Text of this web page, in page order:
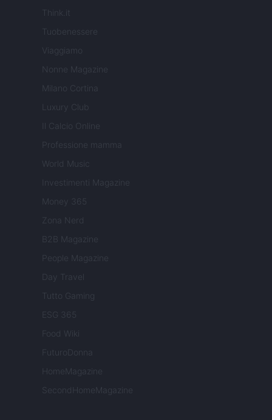
Think.it
Tuobenessere
Viaggiamo
Nonne Magazine
Milano Cortina
Luxury Club
Il Calcio Online
Professione mamma
World Music
Investimenti Magazine
Money 365
Zona Nerd
B2B Magazine
People Magazine
Day Travel
Tutto Gaming
ESG 365
Food Wiki
FuturoDonna
HomeMagazine
SecondHomeMagazine